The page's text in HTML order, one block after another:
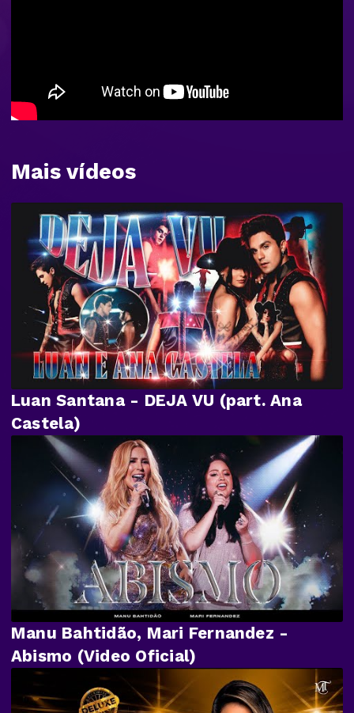
Mais vídeos
Luan Santana - DEJA VU (part. Ana
Castela)
Manu Bahtidão, Mari Fernandez -
Abismo (Video Oficial)